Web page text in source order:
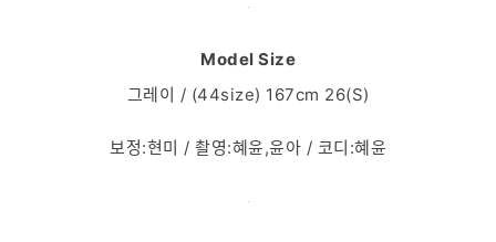
Model Size
그레이 / (44size) 167cm 26(S)
보정:현미 / 촬영:혜윤,윤아 / 코디:혜윤